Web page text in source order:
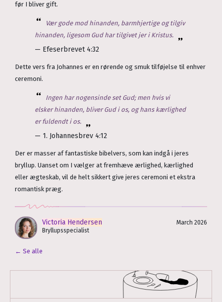
før I bliver gift.
Vær gode mod hinanden, barmhjertige og tilgiv
hinanden, ligesom Gud har tilgivet jer i Kristus.
— Efeserbrevet 4:32
Dette vers fra Johannes er en rørende og smuk tilføjelse til enhver
ceremoni.
Ingen har nogensinde set Gud; men hvis vi
elsker hinanden, bliver Gud i os, og hans kærlighed
er fuldendt i os.
— 1. Johannesbrev 4:12
Der er masser af fantastiske bibelvers, som kan indgå i jeres
bryllup. Uanset om I vælger at fremhæve ærlighed, kærlighed
eller ægteskab, vil de helt sikkert give jeres ceremoni et ekstra
romantisk præg.
Victoria Hendersen
Bryllupsspecialist
March 2026
← Se alle